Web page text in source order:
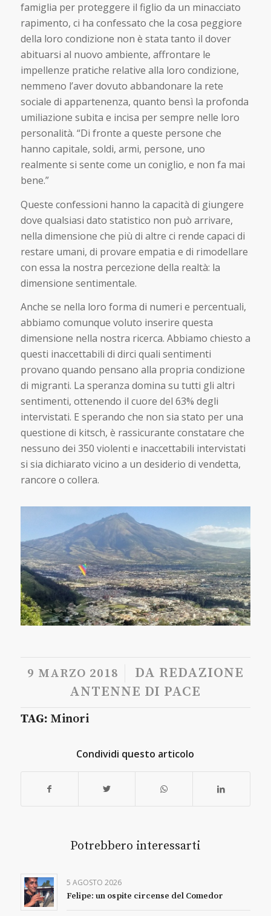
famiglia per proteggere il figlio da un minacciato
rapimento, ci ha confessato che la cosa peggiore
della loro condizione non è stata tanto il dover
abituarsi al nuovo ambiente, affrontare le
impellenze pratiche relative alla loro condizione,
nemmeno l’aver dovuto abbandonare la rete
sociale di appartenenza, quanto bensì la profonda
umiliazione subita e incisa per sempre nelle loro
personalità. “Di fronte a queste persone che
hanno capitale, soldi, armi, persone, uno
realmente si sente come un coniglio, e non fa mai
bene.”
Queste confessioni hanno la capacità di giungere
dove qualsiasi dato statistico non può arrivare,
nella dimensione che più di altre ci rende capaci di
restare umani, di provare empatia e di rimodellare
con essa la nostra percezione della realtà: la
dimensione sentimentale.
Anche se nella loro forma di numeri e percentuali,
abbiamo comunque voluto inserire questa
dimensione nella nostra ricerca. Abbiamo chiesto a
questi inaccettabili di dirci quali sentimenti
provano quando pensano alla propria condizione
di migranti. La speranza domina su tutti gli altri
sentimenti, ottenendo il cuore del 63% degli
intervistati. E sperando che non sia stato per una
questione di kitsch, è rassicurante constatare che
nessuno dei 350 violenti e inaccettabili intervistati
si sia dichiarato vicino a un desiderio di vendetta,
rancore o collera.
9 MARZO 2018
/ DA REDAZIONE
ANTENNE DI PACE
TAG: Minori
Condividi questo articolo
Potrebbero interessarti
5 AGOSTO 2026
Felipe: un ospite circense del Comedor